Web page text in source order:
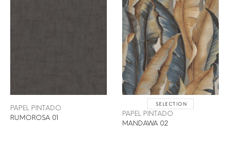
PAPEL PINTADO
RUMOROSA 01
SELECTION
PAPEL PINTADO
MANDAWA 02